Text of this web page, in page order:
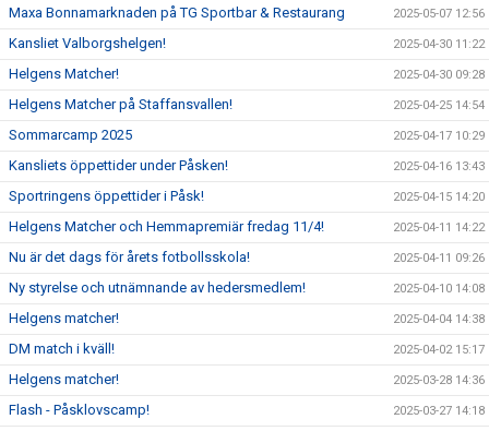
Maxa Bonnamarknaden på TG Sportbar & Restaurang 2025-05-07 12:56
Kansliet Valborgshelgen! 2025-04-30 11:22
Helgens Matcher! 2025-04-30 09:28
Helgens Matcher på Staffansvallen! 2025-04-25 14:54
Sommarcamp 2025 2025-04-17 10:29
Kansliets öppettider under Påsken! 2025-04-16 13:43
Sportringens öppettider i Påsk! 2025-04-15 14:20
Helgens Matcher och Hemmapremiär fredag 11/4! 2025-04-11 14:22
Nu är det dags för årets fotbollsskola! 2025-04-11 09:26
Ny styrelse och utnämnande av hedersmedlem! 2025-04-10 14:08
Helgens matcher! 2025-04-04 14:38
DM match i kväll! 2025-04-02 15:17
Helgens matcher! 2025-03-28 14:36
Flash - Påsklovscamp! 2025-03-27 14:18